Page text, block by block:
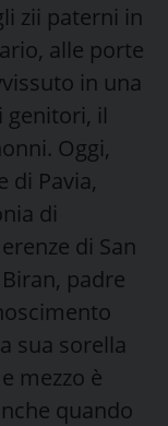
zii paterni in
alle porte
in una
genitori, il
Oggi,
di Pavia,
di
di San
padre
sua sorella
mezzo è
quando